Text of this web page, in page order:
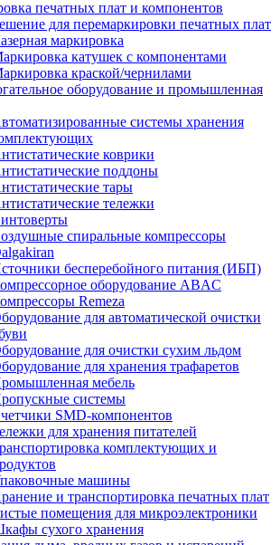
печатных плат и компонентов
для перемаркировки печатных плат
маркировка
катушек с компонентами
краской/чернилами
оборудование и промышленная
системы хранения
коврики
поддоны
тары
тележки
спиральные компрессоры
бесперебойного питания (ИБП)
оборудование ABAC
Remeza
для автоматической очистки
для очистки сухим льдом
для хранения трафаретов
мебель
системы
SMD-компонентов
для xранения питателей
комплектующих и
машины
и транспортировка печатных плат
помещения для микроэлектроники
сухого хранения